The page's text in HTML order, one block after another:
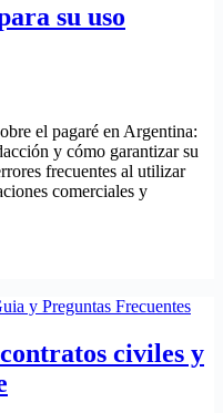
su uso
el pagaré en Argentina:
y cómo garantizar su
frecuentes al utilizar
comerciales y
y Preguntas Frecuentes
civiles y